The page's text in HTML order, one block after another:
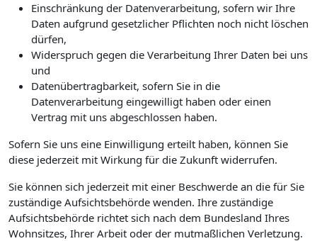
Einschränkung der Datenverarbeitung, sofern wir Ihre
Daten aufgrund gesetzlicher Pflichten noch nicht löschen
dürfen,
Widerspruch gegen die Verarbeitung Ihrer Daten bei uns
und
Datenübertragbarkeit, sofern Sie in die
Datenverarbeitung eingewilligt haben oder einen
Vertrag mit uns abgeschlossen haben.
Sofern Sie uns eine Einwilligung erteilt haben, können Sie
diese jederzeit mit Wirkung für die Zukunft widerrufen.
Sie können sich jederzeit mit einer Beschwerde an die für Sie
zuständige Aufsichtsbehörde wenden. Ihre zuständige
Aufsichtsbehörde richtet sich nach dem Bundesland Ihres
Wohnsitzes, Ihrer Arbeit oder der mutmaßlichen Verletzung.